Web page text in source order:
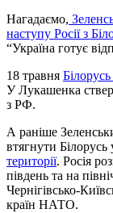
Нагадаємо,
наступу Росії з
“Україна готує
18 травня
У Лукашенка
з РФ.
А раніше
втягнути Білорусь
території. Росія
південь та на
Чернігівсько-
країн НАТО.